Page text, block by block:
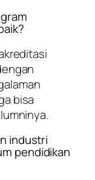
bisa
industri
pendidikan